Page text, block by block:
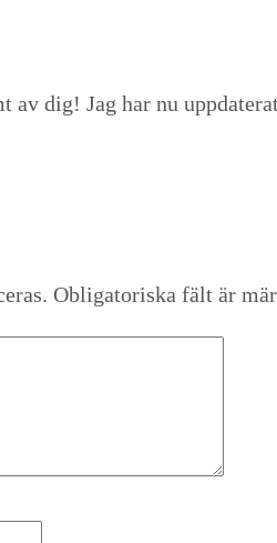
av dig! Jag har nu
Obligatoriska fält är